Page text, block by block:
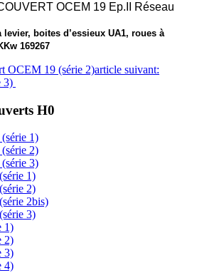
OCEM 19 Ep.II Réseau
levier, boites d’essieux UA1, roues à
169267
OCEM 19 (série 2)article suivant:
3)
H0
1)
2)
3)
1)
2)
2bis)
3)
1)
2)
3)
4)